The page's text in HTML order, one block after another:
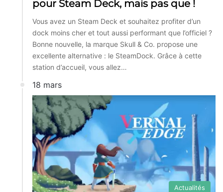
pour Steam Deck, mais pas que !
Vous avez un Steam Deck et souhaitez profiter d’un
dock moins cher et tout aussi performant que l’officiel ?
Bonne nouvelle, la marque Skull & Co. propose une
excellente alternative : le SteamDock. Grâce à cette
station d’accueil, vous allez…
18 mars
Actualités